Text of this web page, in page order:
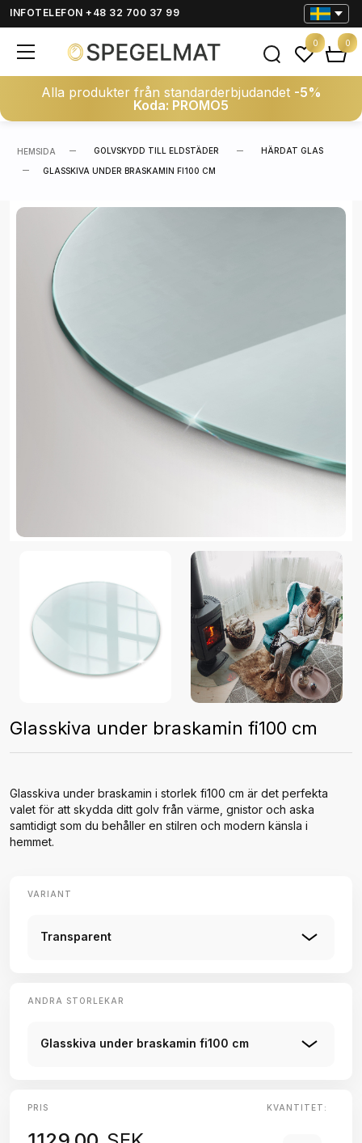
INFOTELEFON +48 32 700 37 99
Alla produkter från standarderbjudandet -5%
Koda: PROMO5
0 0
HEMSIDA GOLVSKYDD TILL ELDSTÄDER HÄRDAT GLAS
GLASSKIVA UNDER BRASKAMIN FI100 CM
Glasskiva under braskamin fi100 cm
Glasskiva under braskamin i storlek fi100 cm är det perfekta
valet för att skydda ditt golv från värme, gnistor och aska
samtidigt som du behåller en stilren och modern känsla i
hemmet.
VARIANT
Transparent
ANDRA STORLEKAR
Glasskiva under braskamin fi100 cm
PRIS KVANTITET: